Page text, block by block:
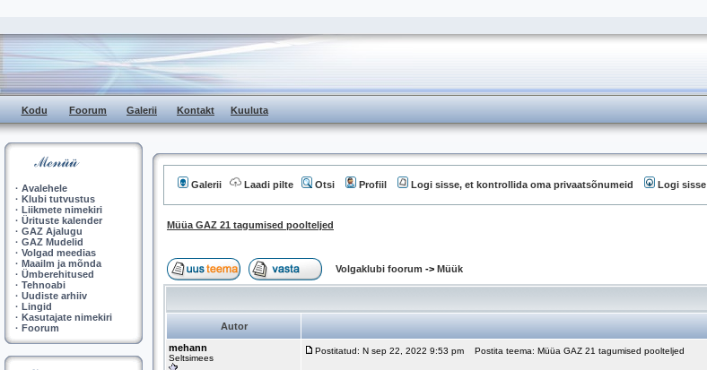
Kodu Foorum Galerii Kontakt Kuuluta
· Avalehele
· Klubi tutvustus
· Liikmete nimekiri
· Ürituste kalender
· GAZ Ajalugu
· GAZ Mudelid
· Volgad meedias
· Maailm ja mõnda
· Ümberehitused
· Tehnoabi
· Uudiste arhiiv
· Lingid
· Kasutajate nimekiri
· Foorum
Galerii Laadi pilte Otsi Profiil Logi sisse, et kontrollida oma privaatsõnumeid Logi sisse
Müüa GAZ 21 tagumised poolteljed
Volgaklubi foorum -> Müük
Autor
mehann
Seltsimees
Postitatud: N sep 22, 2022 9:53 pm Postita teema: Müüa GAZ 21 tagumised poolteljed